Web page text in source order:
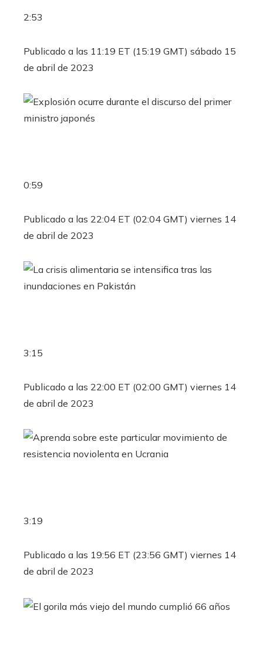
2:53
Publicado a las 11:19 ET (15:19 GMT) sábado 15
de abril de 2023
0:59
Publicado a las 22:04 ET (02:04 GMT) viernes 14
de abril de 2023
3:15
Publicado a las 22:00 ET (02:00 GMT) viernes 14
de abril de 2023
3:19
Publicado a las 19:56 ET (23:56 GMT) viernes 14
de abril de 2023